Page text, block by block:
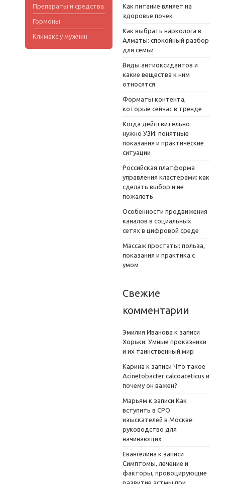
Препараты и средства
Гормоны
Климакс у мужчин
Как питание влияет на
здоровье почек
Как выбрать нарколога в
Алматы: спокойный разбор
для семьи
Виды антиоксидантов и
какие вещества к ним
относятся
Форматы контента,
которые сейчас в тренде
Когда действительно
нужно УЗИ: понятные
показания и практические
ситуации
Российская платформа
управления кластерами: как
сделать выбор и не
пожалеть
Особенности продвижения
каналов в социальных
сетях в цифровой среде
Массаж простаты: польза,
показания и практика с
умом
Свежие
комментарии
Эмилия Иванова к записи
Хорьки: Умные проказники
и их таинственный мир
Карина к записи Что такое
Acinetobacter calcoaceticus и
почему он важен?
Марьям к записи Как
вступить в СРО
изыскателей в Москве:
руководство для
начинающих
Евангелина к записи
Симптомы, лечение и
факторы, провоцирующие